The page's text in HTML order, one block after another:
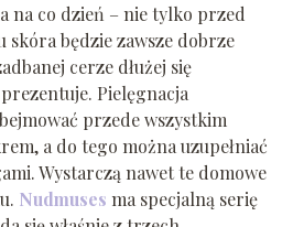
na co dzień – nie tylko przed
skóra będzie zawsze dobrze
cerze dłużej się
Pielęgnacja
przede wszystkim
a do tego można uzupełniać
Wystarczą nawet te domowe
Nudmuses ma specjalną serię